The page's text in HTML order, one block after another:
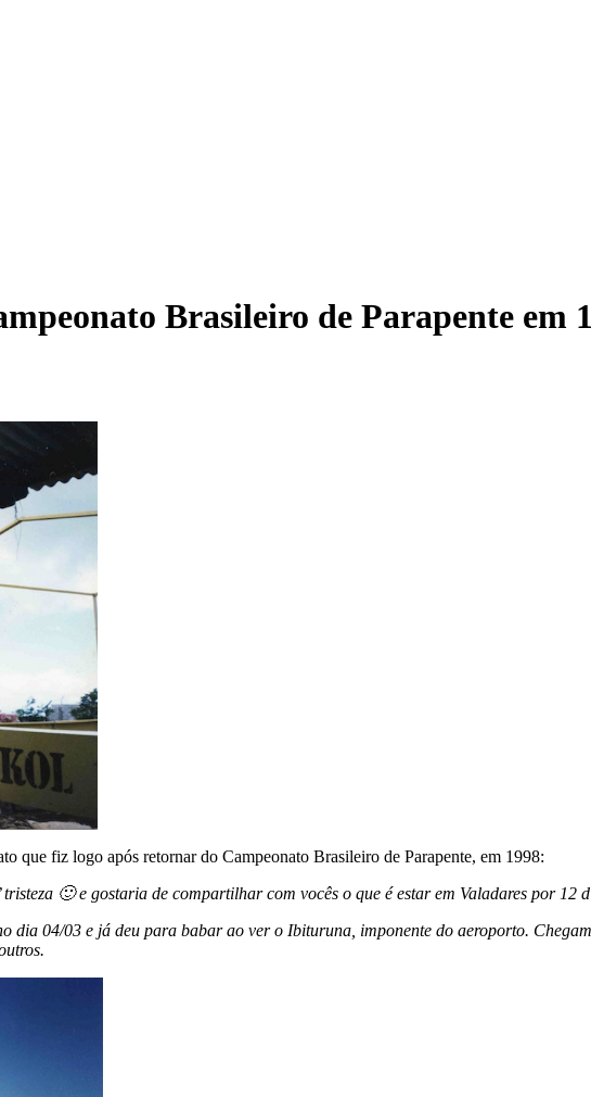
Brasileiro de Parapente em
que fiz logo após retornar do Campeonato Brasileiro de Parapente, em 1998:
🙂 e gostaria de compartilhar com vocês o que é estar em Valadares por 12
dia 04/03 e já deu para babar ao ver o Ibituruna, imponente do aeroporto.